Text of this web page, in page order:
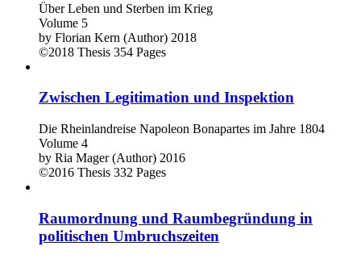
Über Leben und Sterben im Krieg
Volume 5
by Florian Kern (Author) 2018
©2018 Thesis 354 Pages
Zwischen Legitimation und Inspektion
Die Rheinlandreise Napoleon Bonapartes im Jahre 1804
Volume 4
by Ria Mager (Author) 2016
©2016 Thesis 332 Pages
Raumordnung und Raumbegründung in
politischen Umbruchszeiten